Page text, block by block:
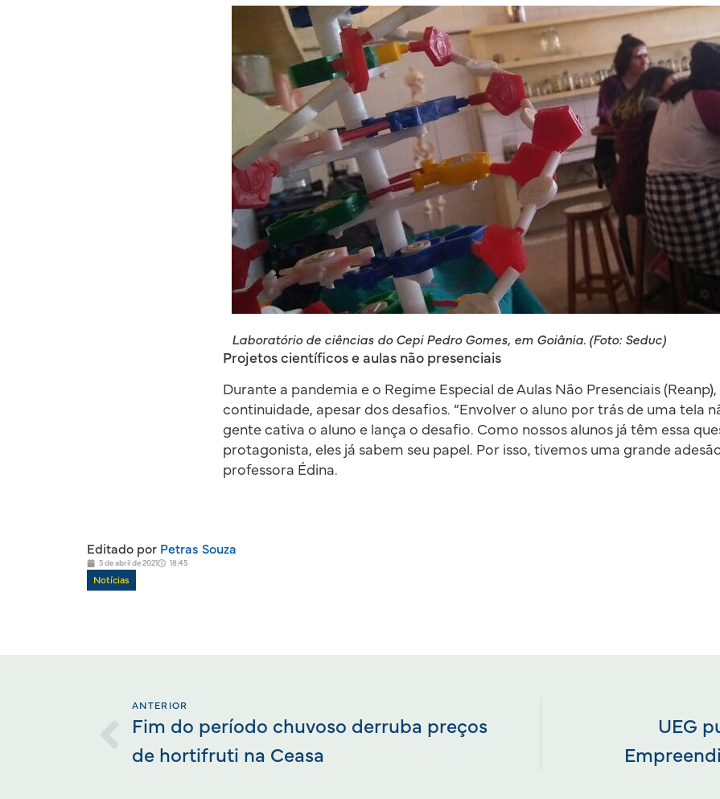
Laboratório de ciências do Cepi Pedro Gomes, em Goiânia. (Foto: Seduc)
Projetos científicos e aulas não presenciais
Durante a pandemia e o Regime Especial de Aulas Não Presenciais
continuidade, apesar dos desafios. “Envolver o aluno por trás de uma tela
gente cativa o aluno e lança o desafio. Como nossos alunos já têm essa
protagonista, eles já sabem seu papel. Por isso, tivemos uma grande
professora Édina.
Editado por Petras Souza
5 de abril de 2021 18:45
Notícias
ANTERIOR
Fim do período chuvoso derruba preços
de hortifruti na Ceasa
UEG